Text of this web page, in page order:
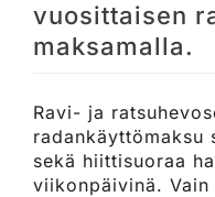
vuosittaisen
maksamalla.
Ravi- ja
radankäyttömaksu
sekä hiittisuoraa
viikonpäivinä.